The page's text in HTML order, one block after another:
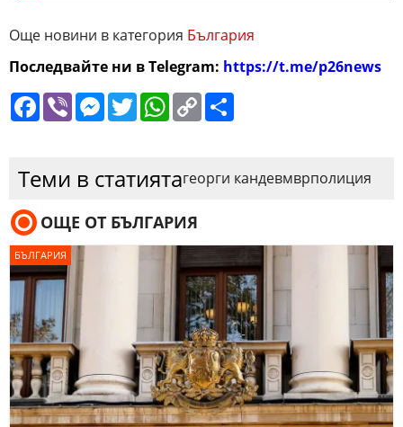
Още новини в категория България
Последвайте ни в Telegram: https://t.me/p26news
Facebook
ViberMessenger
TwitterWhatsApp
Copy
Link
Теми в статиятагеорги кандевмврполиция
ОЩЕ ОТ БЪЛГАРИЯ
БЪЛГАРИЯ